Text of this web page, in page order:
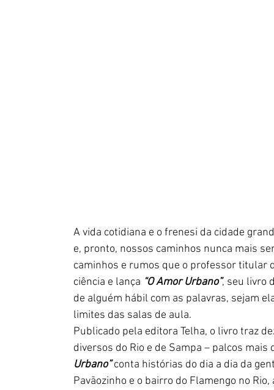
A vida cotidiana e o frenesi da cidade
e, pronto, nossos caminhos nunca mais
caminhos e rumos que o professor titular
ciência e lança “O Amor Urbano”, seu livro
de alguém hábil com as palavras, sejam
limites das salas de aula.
Publicado pela editora Telha, o livro traz
diversos do Rio e de Sampa – palcos
Urbano” conta histórias do dia a dia da
Pavãozinho e o bairro do Flamengo no